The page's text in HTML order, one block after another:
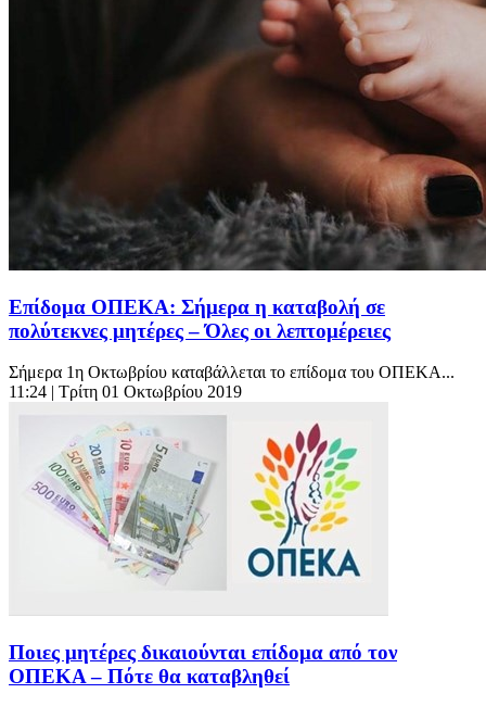
Επίδομα ΟΠΕΚΑ: Σήμερα η καταβολή σε
πολύτεκνες μητέρες – Όλες οι λεπτομέρειες
Σήμερα 1η Οκτωβρίου καταβάλλεται το επίδομα του ΟΠΕΚΑ...
11:24 | Τρίτη 01 Οκτωβρίου 2019
Ποιες μητέρες δικαιούνται επίδομα από τον
ΟΠΕΚΑ – Πότε θα καταβληθεί